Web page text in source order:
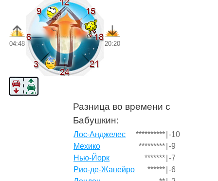
04:48 20:20
Разница во времени с
Бабушкин:
Лос-Анджелес ********** -10
Мехико
********* -9
Нью-Йорк
******* -7
Рио-де-Жанейро
****** -6